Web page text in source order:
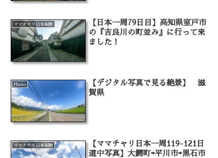
ママチャリ日本縦断
【日本一周79日目】高知県室戸市
の『吉良川の町並み』に行って来
ました！
Photo
【デジタル写真で見る絶景】 滋
賀県
ママチャリ日本縦断
【ママチャリ日本一周119-121日
道中写真】大鰐町⇨平川市⇨黒石市